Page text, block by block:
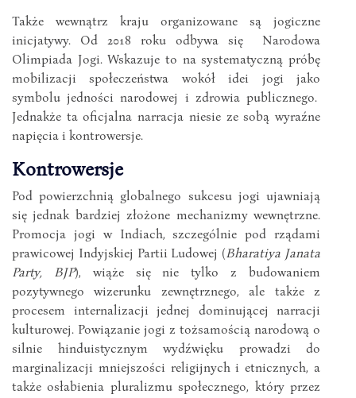
Także wewnątrz kraju organizowane są jogiczne
inicjatywy. Od 2018 roku odbywa się Narodowa
Olimpiada Jogi. Wskazuje to na systematyczną próbę
mobilizacji społeczeństwa wokół idei jogi jako
symbolu jedności narodowej i zdrowia publicznego.
Jednakże ta oficjalna narracja niesie ze sobą wyraźne
napięcia i kontrowersje.
Kontrowersje
Pod powierzchnią globalnego sukcesu jogi ujawniają
się jednak bardziej złożone mechanizmy wewnętrzne.
Promocja jogi w Indiach, szczególnie pod rządami
prawicowej Indyjskiej Partii Ludowej (Bharatiya Janata
Party, BJP), wiąże się nie tylko z budowaniem
pozytywnego wizerunku zewnętrznego, ale także z
procesem internalizacji jednej dominującej narracji
kulturowej. Powiązanie jogi z tożsamością narodową o
silnie hinduistycznym wydźwięku prowadzi do
marginalizacji mniejszości religijnych i etnicznych, a
także osłabienia pluralizmu społecznego, który przez